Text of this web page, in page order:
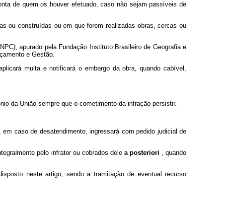
de quem os houver efetuado, caso não sejam passíveis de
ou construídas ou em que forem realizadas obras, cercas ou
apurado pela Fundação Instituto Brasileiro de Geografia e
e Gestão.
multa e notificará o embargo da obra, quando cabível,
da União sempre que o cometimento da infração persistir.
caso de desatendimento, ingressará com pedido judicial de
pelo infrator ou cobrados dele a posteriori , quando
neste artigo, sendo a tramitação de eventual recurso